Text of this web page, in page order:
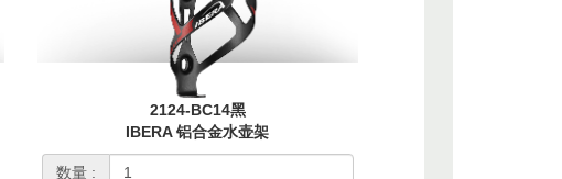
2124-BC14黑
IBERA 铝合金水壶架
数量 :